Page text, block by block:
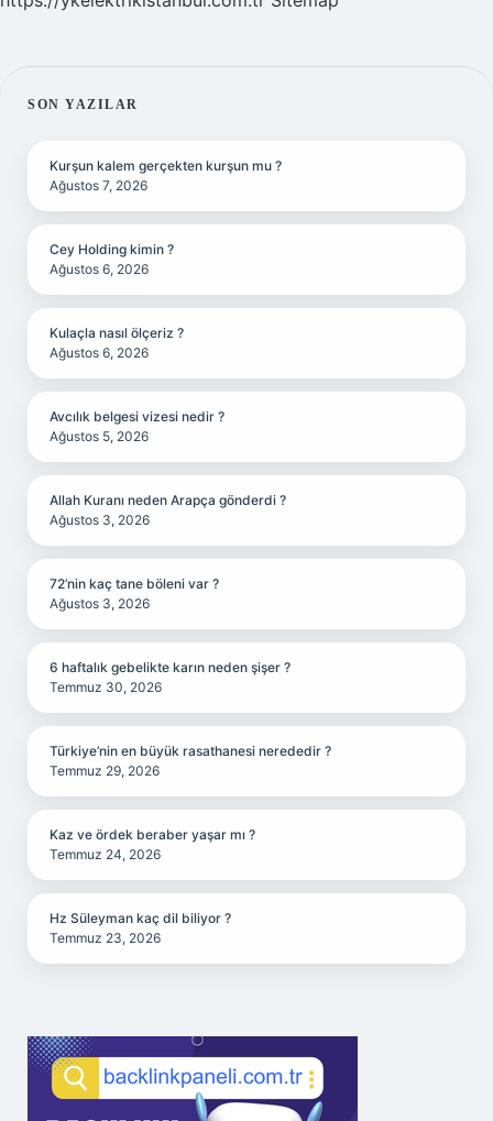
SIDEBAR
SON YAZILAR
Kurşun kalem gerçekten kurşun mu ?
Ağustos 7, 2026
Cey Holding kimin ?
Ağustos 6, 2026
Kulaçla nasıl ölçeriz ?
Ağustos 6, 2026
Avcılık belgesi vizesi nedir ?
Ağustos 5, 2026
Allah Kuranı neden Arapça gönderdi ?
Ağustos 3, 2026
72’nin kaç tane böleni var ?
Ağustos 3, 2026
6 haftalık gebelikte karın neden şişer ?
Temmuz 30, 2026
Türkiye’nin en büyük rasathanesi nerededir ?
Temmuz 29, 2026
Kaz ve ördek beraber yaşar mı ?
Temmuz 24, 2026
Hz Süleyman kaç dil biliyor ?
Temmuz 23, 2026